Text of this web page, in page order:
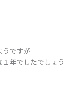
うですが
年でしたでしょう